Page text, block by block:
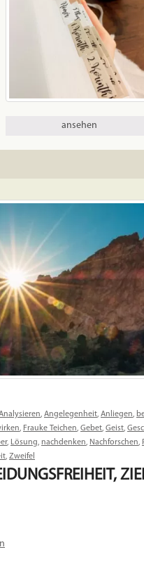
ansehen
, Angelegenheit, Anliegen,
, Frauke Teichen, Gebet, Geist,
, Lösung, nachdenken, Nachforschen,
, Zweifel